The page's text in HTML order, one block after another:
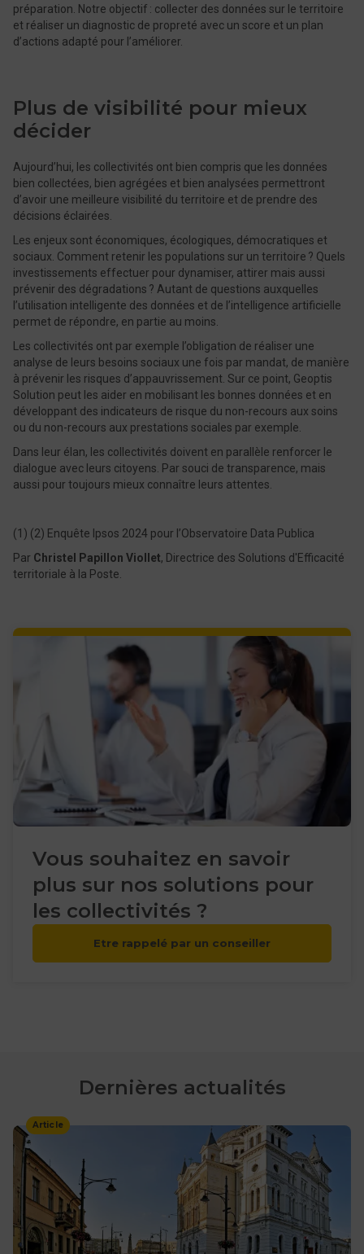
préparation. Notre objectif : collecter des données sur le territoire
et réaliser un diagnostic de propreté avec un score et un plan
d’actions adapté pour l’améliorer.
Plus de visibilité pour mieux
décider
Aujourd’hui, les collectivités ont bien compris que les données
bien collectées, bien agrégées et bien analysées permettront
d’avoir une meilleure visibilité du territoire et de prendre des
décisions éclairées.
Les enjeux sont économiques, écologiques, démocratiques et
sociaux. Comment retenir les populations sur un territoire ? Quels
investissements effectuer pour dynamiser, attirer mais aussi
prévenir des dégradations ? Autant de questions auxquelles
l’utilisation intelligente des données et de l’intelligence artificielle
permet de répondre, en partie au moins.
Les collectivités ont par exemple l’obligation de réaliser une
analyse de leurs besoins sociaux une fois par mandat, de manière
à prévenir les risques d’appauvrissement. Sur ce point, Geoptis
Solution peut les aider en mobilisant les bonnes données et en
développant des indicateurs de risque du non-recours aux soins
ou du non-recours aux prestations sociales par exemple.
Dans leur élan, les collectivités doivent en parallèle renforcer le
dialogue avec leurs citoyens. Par souci de transparence, mais
aussi pour toujours mieux connaître leurs attentes.
(1) (2) Enquête Ipsos 2024 pour l’Observatoire Data Publica
Par Christel Papillon Viollet, Directrice des Solutions d'Efficacité
territoriale à la Poste.
Vous souhaitez en savoir
plus sur nos solutions pour
les collectivités ?
Etre rappelé par un conseiller
Dernières actualités
Article